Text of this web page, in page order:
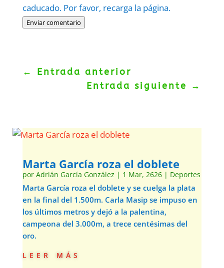
caducado. Por favor, recarga la página.
Enviar comentario
← Entrada anterior
Entrada siguiente
→
Marta García roza el doblete
por Adrián García González | 1 Mar, 2626| Deportes
Marta García roza el doblete y se cuelga la plata
en la final del 1.500m. Carla Masip se impuso en
los últimos metros y dejó a la palentina,
campeona del 3.000m, a trece centésimas del
oro.
leer más